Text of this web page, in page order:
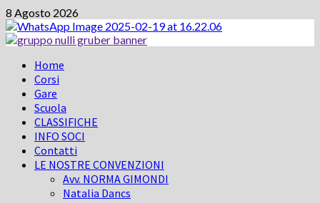
Vai
al
contenuto
8 Agosto 2026
Menu
principale
Home
Corsi
Gare
Scuola
CLASSIFICHE
INFO SOCI
Contatti
LE NOSTRE CONVENZIONI
Avv. NORMA GIMONDI
Natalia Dancs